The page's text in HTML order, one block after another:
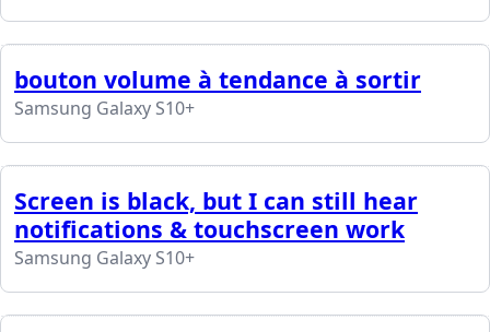
bouton volume à tendance à sortir
Samsung Galaxy S10+
Screen is black, but I can still hear
notifications & touchscreen work
Samsung Galaxy S10+